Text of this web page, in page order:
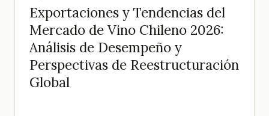
Exportaciones y Tendencias del
Mercado de Vino Chileno 2026:
Análisis de Desempeño y
Perspectivas de Reestructuración
Global